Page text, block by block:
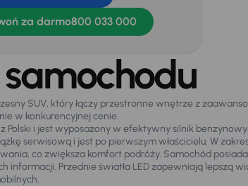
za darmo800 033 000
SUV, który łączy przestronne wnętrze z
w konkurencyjnej cenie.
Polski i jest wyposażony w efektywny silnik benzynowy
serwisową i jest po pierwszym właścicielu. W
co zwiększa komfort podróży. Samochód
informacji. Przednie światła LED zapewniają lepszą